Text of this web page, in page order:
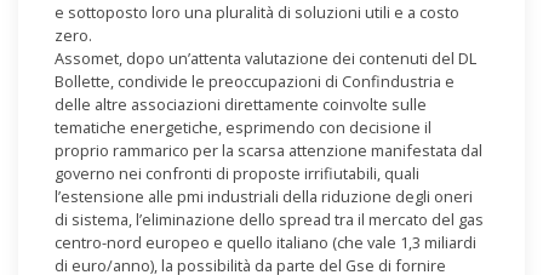
e sottoposto loro una pluralità di soluzioni utili e a costo
zero.
Assomet, dopo un’attenta valutazione dei contenuti del DL
Bollette, condivide le preoccupazioni di Confindustria e
delle altre associazioni direttamente coinvolte sulle
tematiche energetiche, esprimendo con decisione il
proprio rammarico per la scarsa attenzione manifestata dal
governo nei confronti di proposte irrifiutabili, quali
l’estensione alle pmi industriali della riduzione degli oneri
di sistema, l’eliminazione dello spread tra il mercato del gas
centro-nord europeo e quello italiano (che vale 1,3 miliardi
di euro/anno), la possibilità da parte del Gse di fornire